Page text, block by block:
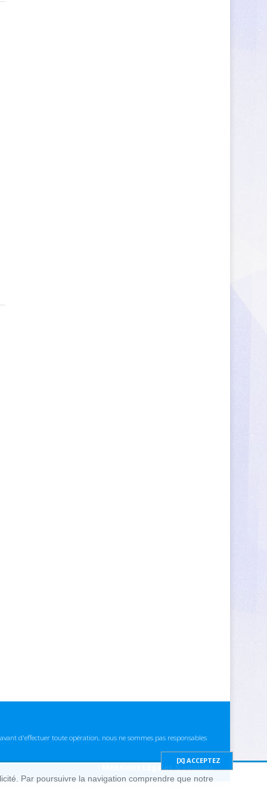
d'effectuer toute opération, nous ne sommes pas responsables
Mentions Légales & cookies
Par poursuivre la navigation comprendre que notre